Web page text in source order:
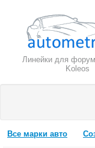
Линейки для
Koleos
Все марки авто